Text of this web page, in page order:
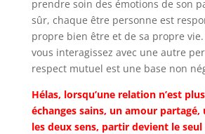
prendre soin des émotions de son
sûr, chaque être personne est
propre bien être et de sa propre
vous interagissez avec une autre
respect mutuel est une base non
Hélas, lorsqu’une relation n’est
échanges sains, un amour partagé,
les deux sens, partir devient le seul